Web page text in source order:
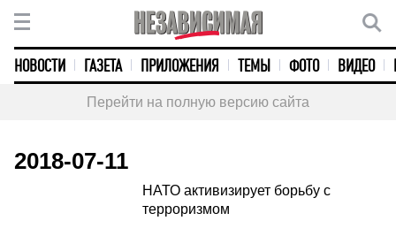
НОВОСТИ ГАЗЕТА ПРИЛОЖЕНИЯ ТЕМЫ ФОТО ВИДЕО
Перейти на полную версию сайта
2018-07-11
НАТО активизирует борьбу с
терроризмом